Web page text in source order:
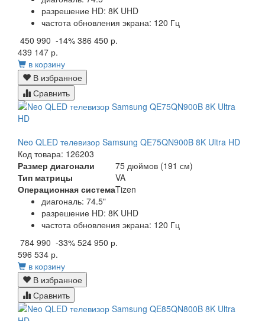
разрешение HD: 8K UHD
частота обновления экрана: 120 Гц
450 990 -14% 386 450 р.
439 147 р.
в корзину
В избранное
Сравнить
Neo QLED телевизор Samsung QE75QN900B 8K Ultra HD
Код товара: 126203
Размер диагонали
75 дюймов (191 см)
Тип матрицы
VA
Операционная системаTizen
диагональ: 74.5"
разрешение HD: 8K UHD
частота обновления экрана: 120 Гц
784 990 -33% 524 950 р.
596 534 р.
в корзину
В избранное
Сравнить